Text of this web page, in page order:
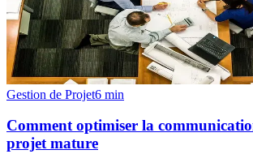
Gestion de Projet6 min
Comment optimiser la
projet mature